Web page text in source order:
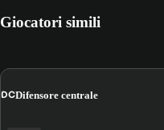
Giocatori simili
DCDifensore centrale